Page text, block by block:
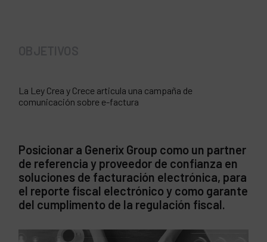
La Ley Crea y Crece articula una campaña de
comunicación sobre e-factura
Posicionar a Generix Group como un partner
de referencia y proveedor de confianza en
soluciones de facturación electrónica, para
el reporte fiscal electrónico y como garante
del cumplimento de la regulación fiscal.